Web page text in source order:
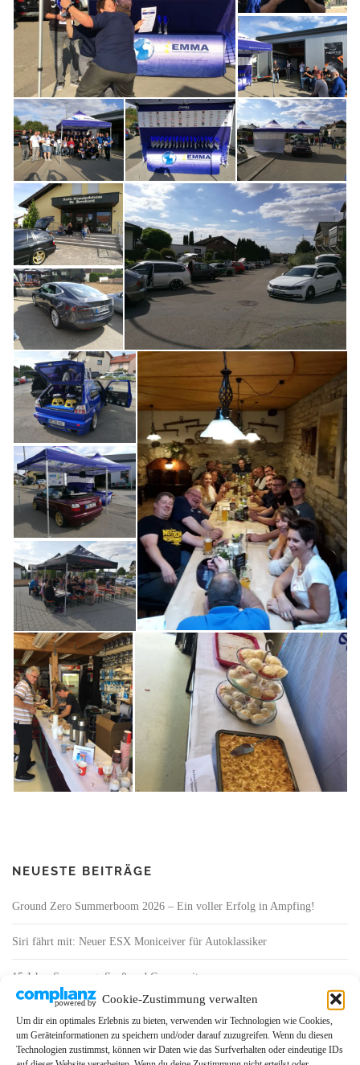
Cookie-Zustimmung verwalten
Um dir ein optimales Erlebnis zu bieten, verwenden wir Technologien wie Cookies,
um Geräteinformationen zu speichern und/oder darauf zuzugreifen. Wenn du diesen
Technologien zustimmst, können wir Daten wie das Surfverhalten oder eindeutige IDs
NEUESTE BEITRÄGE
Ground Zero Summerboom 2026 – Ein voller Erfolg in Ampfing!
Siri fährt mit: Neuer ESX Moniceiver für Autoklassiker
15 Jahre Spannung, Spaß und Community
GLADEN GAMMA Serie – Performance ohne Kompromisse